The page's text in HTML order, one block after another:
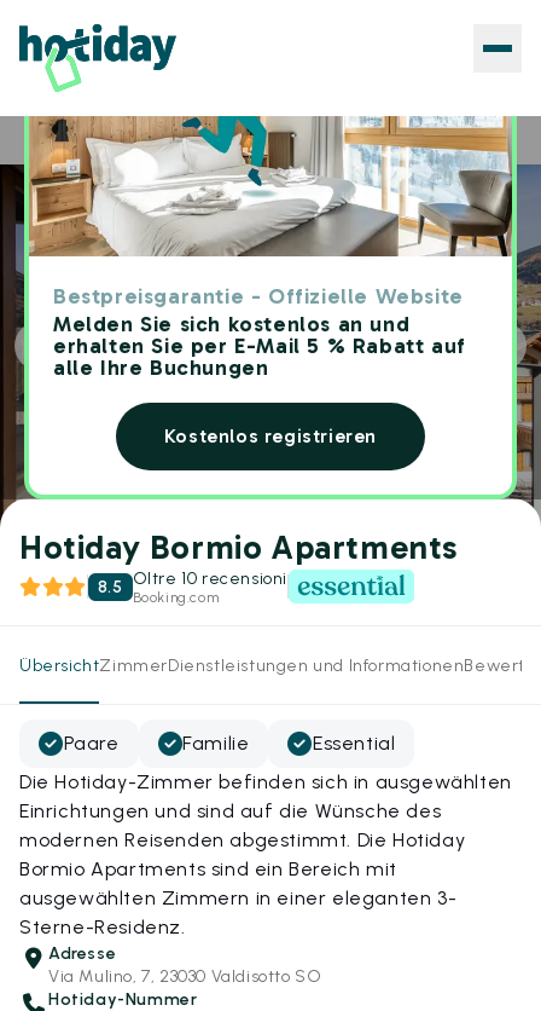
Bestpreisgarantie - Offizielle Website
Melden Sie sich kostenlos an und
erhalten Sie per E-Mail 5 % Rabatt auf
alle Ihre Buchungen
Kostenlos registrieren
Home Hotels Hotiday Bormio Apartments
Hotiday Bormio Apartments
8.5 Oltre 10 recensioni
Booking.com
ÜbersichtZimmerDienstleistungen und Informationen
Paare Familie
Essential
Die Hotiday-Zimmer befinden sich in ausgewählten
Einrichtungen und sind auf die Wünsche des
modernen Reisenden abgestimmt. Die Hotiday
Bormio Apartments sind ein Bereich mit
ausgewählten Zimmern in einer eleganten 3-
Sterne-Residenz.
Adresse
Via Mulino, 7, 23030 Valdisotto SO
Hotiday-Nummer